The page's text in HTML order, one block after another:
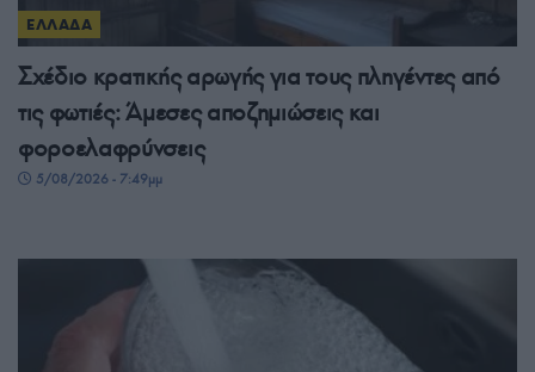
ΕΛΛΑΔΑ
Σχέδιο κρατικής αρωγής για τους πληγέντες από
τις φωτιές: Άμεσες αποζημιώσεις και
φοροελαφρύνσεις
5/08/2026 - 7:49μμ